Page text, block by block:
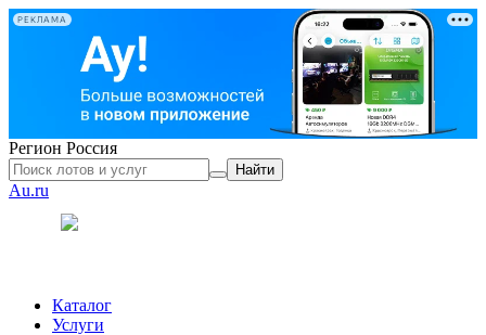
РЕКЛАМА
Регион Россия
Найти
Au.ru
Каталог
Услуги